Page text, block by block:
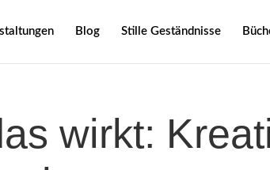
Blog Stille Geständnisse
wirkt: